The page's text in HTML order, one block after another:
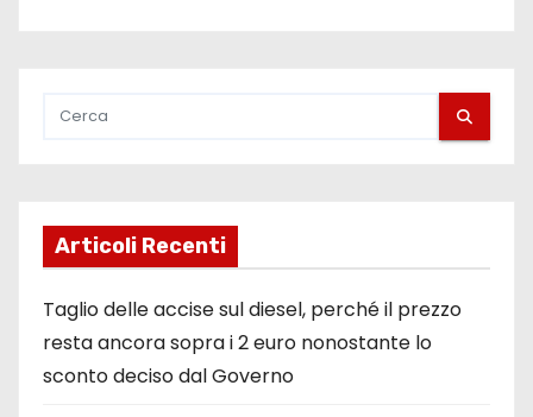
Articoli Recenti
Taglio delle accise sul diesel, perché il prezzo
resta ancora sopra i 2 euro nonostante lo
sconto deciso dal Governo